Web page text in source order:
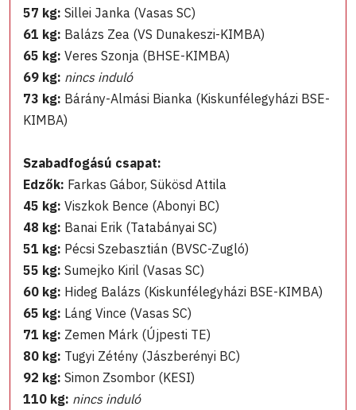
57 kg: Sillei Janka (Vasas SC)
61 kg: Balázs Zea (VS Dunakeszi-KIMBA)
65 kg: Veres Szonja (BHSE-KIMBA)
69 kg: nincs induló
73 kg: Bárány-Almási Bianka (Kiskunfélegyházi BSE-
KIMBA)
Szabadfogású csapat:
Edzők: Farkas Gábor, Sükösd Attila
45 kg: Viszkok Bence (Abonyi BC)
48 kg: Banai Erik (Tatabányai SC)
51 kg: Pécsi Szebasztián (BVSC-Zugló)
55 kg: Sumejko Kiril (Vasas SC)
60 kg: Hideg Balázs (Kiskunfélegyházi BSE-KIMBA)
65 kg: Láng Vince (Vasas SC)
71 kg: Zemen Márk (Újpesti TE)
80 kg: Tugyi Zétény (Jászberényi BC)
92 kg: Simon Zsombor (KESI)
110 kg: nincs induló